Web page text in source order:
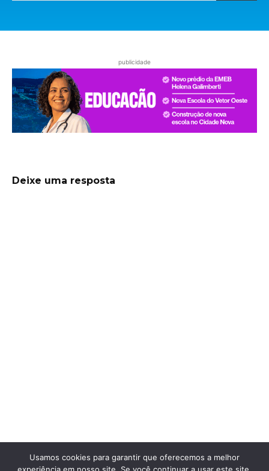
publicidade
Deixe uma resposta
Usamos cookies para garantir que oferecemos a melhor